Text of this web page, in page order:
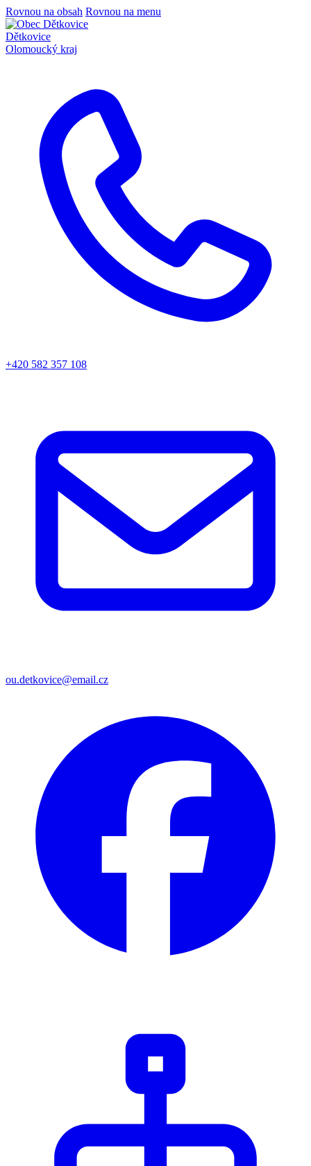
Rovnou na obsah Rovnou na menu
Dětkovice
Olomoucký kraj
+420 582 357 108
ou.detkovice@email.cz